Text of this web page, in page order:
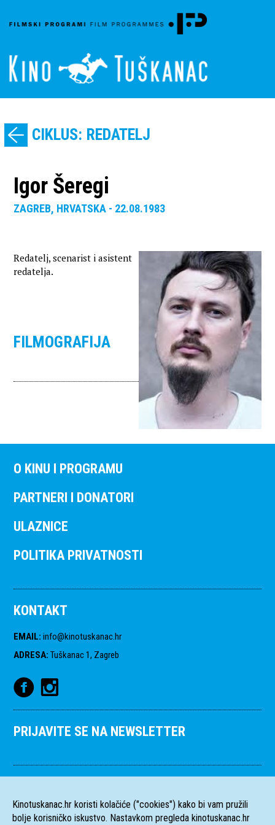
CIKLUS: REDATELJ
Igor Šeregi
ZAGREB, HRVATSKA - 22.08.1983
Redatelj, scenarist i asistent
redatelja.
FILMOGRAFIJA
O KINU I PROGRAMU
PARTNERI I DONATORI
ULAZNICE
POLITIKA PRIVATNOSTI
KONTAKT
EMAIL: info@kinotuskanac.hr
ADRESA: Tuškanac 1, Zagreb
PRIJAVITE SE NA NEWSLETTER
Kinotuskanac.hr koristi kolačiće ("cookies") kako bi vam pružili
bolje korisničko iskustvo. Nastavkom pregleda kinotuskanac.hr